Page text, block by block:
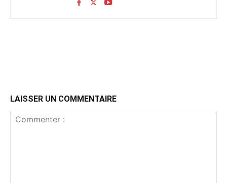
LAISSER UN COMMENTAIRE